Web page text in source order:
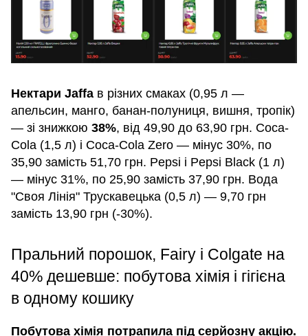
Нектари Jaffa в різних смаках (0,95 л —
апельсин, манго, банан-полуниця, вишня, тропік)
— зі знижкою 38%, від 49,90 до 63,90 грн. Coca-
Cola (1,5 л) і Coca-Cola Zero — мінус 30%, по
35,90 замість 51,70 грн. Pepsi і Pepsi Black (1 л)
— мінус 31%, по 25,90 замість 37,90 грн. Вода
"Своя Лінія" Трускавецька (0,5 л) — 9,70 грн
замість 13,90 грн (-30%).
Пральний порошок, Fairy і Colgate на
40% дешевше: побутова хімія і гігієна
в одному кошику
Побутова хімія потрапила під серйозну акцію.